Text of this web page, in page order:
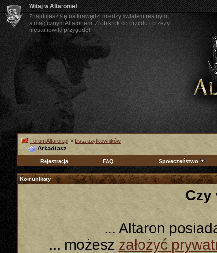
Witaj w Altaronie!
Znajdujesz się na krawędzi między światem realnym,
a magicznym Altaronem. Zrób krok do przodu i przeżyj
niesamowitą przygodę!
Forum Altaron.pl > Lista użytkowników
Arkadiasz
Rejestracja FAQ Społeczeństwo
Komunikaty
Czy
... Altaron
... możeszzałożyć